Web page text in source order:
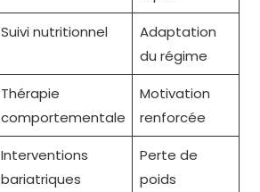
Suivi nutritionnel
Adaptation
du régime
Thérapie
comportementale
Motivation
renforcée
Interventions
bariatriques
Perte de
poids